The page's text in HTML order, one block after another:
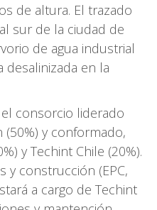
de altura. El trazado
sur de la ciudad de
de agua industrial
desalinizada en la
consorcio liderado
y conformado,
y Techint Chile (20%).
y construcción (EPC,
a cargo de Techint